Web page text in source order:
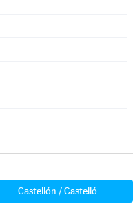
Castellón / Castelló